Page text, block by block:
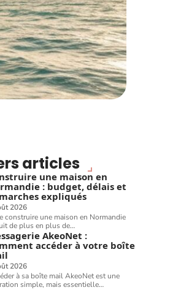
articles
une maison en
: budget, délais et
expliqués
2026
construire une maison en Normandie
de plus en plus de…
AkeoNet :
accéder à votre boîte
2026
à sa boîte mail AkeoNet est une
simple, mais essentielle…